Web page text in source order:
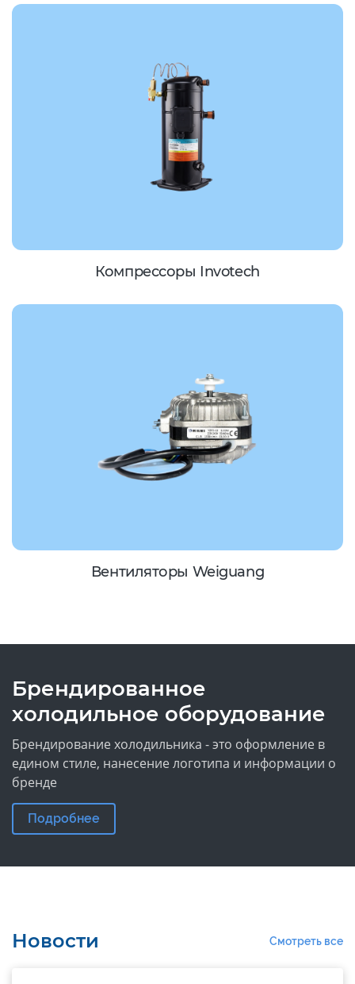
Компрессоры Invotech
Вентиляторы Weiguang
Брендированное
холодильное оборудование
Брендирование холодильника - это оформление в
едином стиле, нанесение логотипа и информации о
бренде
Подробнее
Новости Смотреть все